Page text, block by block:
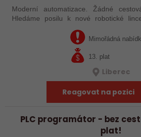
Moderní automatizace. Žádné
Hledáme posilu k nové robotické
jste šikovný absolvent…
Mimořádná
13. plat
Liberec
Reagovat na pozici
PLC programátor - bez
plat!